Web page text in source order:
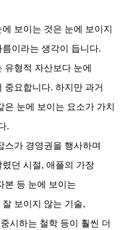
보이는 것은 눈에 보이지
이라는 생각이 듭니다.
형적 자산보다 눈에
중요합니다.하지만 과거
은 눈에 보이는 요소가 가치
.
스가 경영권을 행사하며
던 시절,애플의 가장
본 등 눈에 보이는
잘 보이지 않는 기술,
시하는 철학 등이 훨씬 더